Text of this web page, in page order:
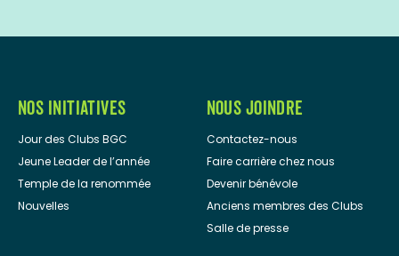
NOS INITIATIVES
Jour des Clubs BGC
Jeune Leader de l’année
Temple de la renommée
Nouvelles
NOUS JOINDRE
Contactez-nous
Faire carrière chez nous
Devenir bénévole
Anciens membres des Clubs
Salle de presse